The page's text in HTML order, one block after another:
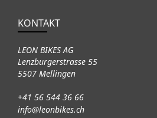
KONTAKT
LEON BIKES AG
Lenzburgerstrasse 55
5507 Mellingen
+41 56 544 36 66
info@leonbikes.ch